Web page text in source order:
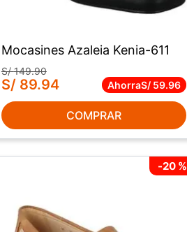
Mocasines Azaleia Kenia-611
S/ 149.90
S/ 89.94 AhorraS/ 59.96
COMPRAR
-20 %